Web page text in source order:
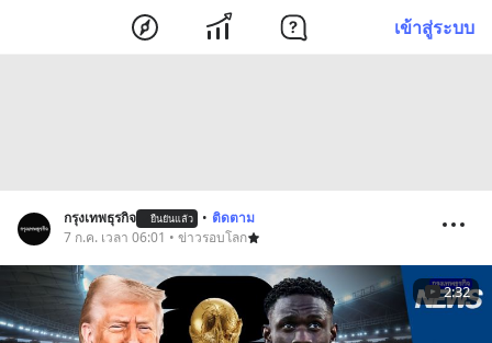
เข้าสู่ระบบ
กรุงเทพธุรกิจ ยืนยันแล้ว • ติดตาม
7 ก.ค. เวลา 06:01 • ข่าวรอบโลก
2:32